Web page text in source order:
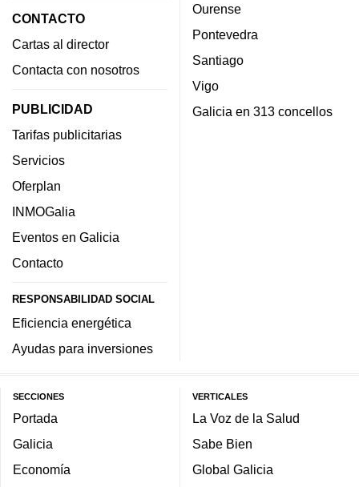
CONTACTO
Cartas al director
Contacta con nosotros
PUBLICIDAD
Tarifas publicitarias
Servicios
Oferplan
INMOGalia
Eventos en Galicia
Contacto
RESPONSABILIDAD SOCIAL
Eficiencia energética
Ayudas para inversiones
Ourense
Pontevedra
Santiago
Vigo
Galicia en 313 concellos
SECCIONES
Portada
Galicia
Economía
VERTICALES
La Voz de la Salud
Sabe Bien
Global Galicia